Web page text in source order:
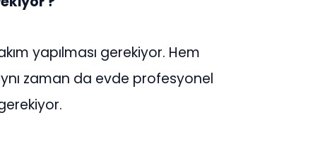
yapılması gerekiyor. Hem
zaman da evde profesyonel